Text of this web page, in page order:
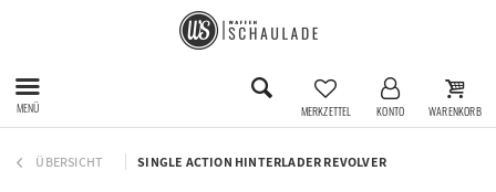
MENÜ MERKZETTEL KONTO WARENKORB
ÜBERSICHT SINGLE ACTION HINTERLADER REVOLVER